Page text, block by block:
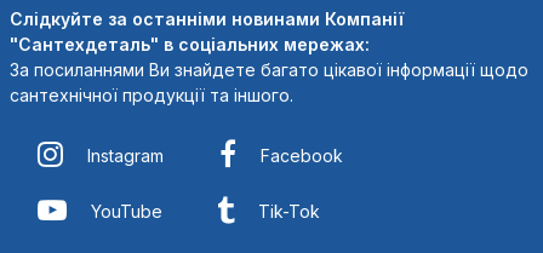
Слідкуйте за останніми новинами Компанії
"Сантехдеталь" в соціальних мережах:
За посиланнями Ви знайдете багато цікавої інформації щодо
сантехнічної продукції та іншого.
Instagram Facebook
YouTube Tik-Tok